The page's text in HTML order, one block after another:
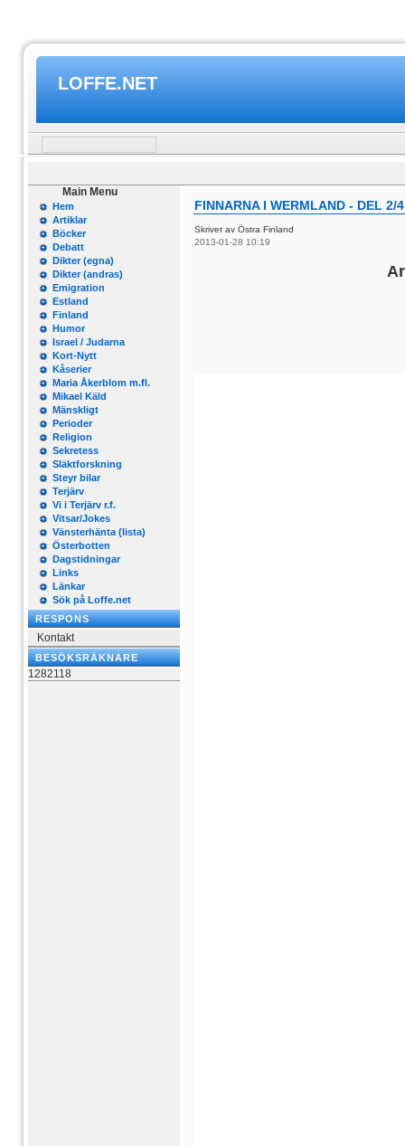
LOFFE.NET
Main Menu
Hem
Artiklar
Böcker
Debatt
Dikter (egna)
Dikter (andras)
Emigration
Estland
Finland
Humor
Israel / Judarna
Kort-Nytt
Kåserier
Maria Åkerblom m.fl.
Mikael Käld
Mänskligt
Perioder
Religion
Sekretess
Släktforskning
Steyr bilar
Terjärv
Vi i Terjärv r.f.
Vitsar/Jokes
Vänsterhänta (lista)
Österbotten
Dagstidningar
Links
Länkar
Sök på Loffe.net
RESPONS
Kontakt
BESÖKSRÄKNARE
1282118
FINNARNA I WERMLAND - DEL 2/4
Skrivet av Östra Finland
2013-01-28 10:19